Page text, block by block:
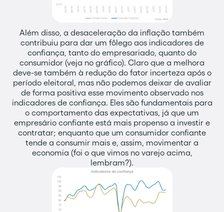
Além disso, a desaceleração da inflação também
contribuiu para dar um fôlego aos indicadores de
confiança, tanto do empresariado, quanto do
consumidor (veja no gráfico). Claro que a melhora
deve-se também à redução do fator incerteza após o
período eleitoral, mas não podemos deixar de avaliar
de forma positiva esse movimento observado nos
indicadores de confiança. Eles são fundamentais para
o comportamento das expectativas, já que um
empresário confiante está mais propenso a investir e
contratar; enquanto que um consumidor confiante
tende a consumir mais e, assim, movimentar a
economia (foi o que vimos no varejo acima,
lembram?).